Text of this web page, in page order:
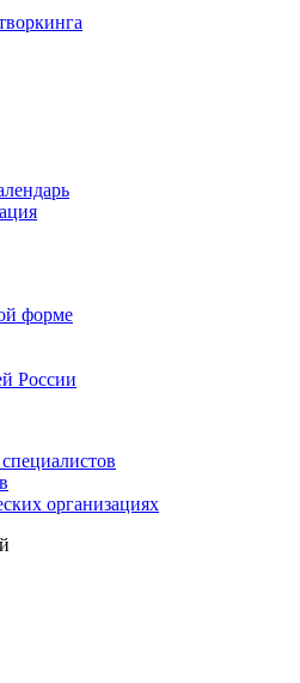
форме
России
организациях